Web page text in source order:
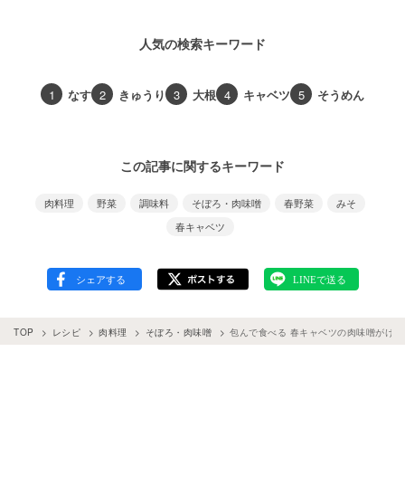
人気の検索キーワード
1 なす 2 きゅうり 3 大根 4 キャベツ 5 そうめん
この記事に関するキーワード
肉料理 野菜 調味料 そぼろ・肉味噌 春野菜
みそ
春キャベツ
TOP レシピ 肉料理 そぼろ・肉味噌 包んで食べる 春キャベツの肉味噌がけ